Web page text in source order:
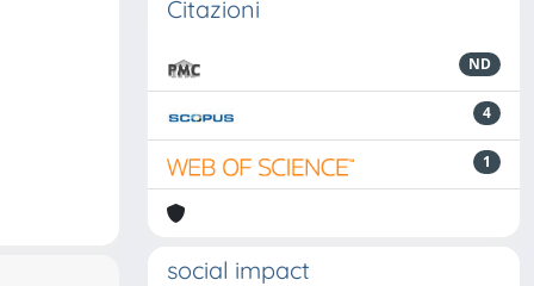
Citazioni
ND
4
1
social impact